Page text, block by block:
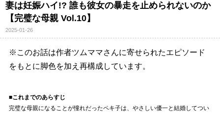
妻は妊娠ハイ!? 誰も彼女の暴走を止められないのか
【完璧な母親 Vol.10】
2025-01-26
※このお話は作者ツムママさんに寄せられたエピソード
をもとに脚色を加え再構成しています。
■これまでのあらすじ
完璧な母親になることが憧れだったペキ子は、やさしい優一と結婚してつい